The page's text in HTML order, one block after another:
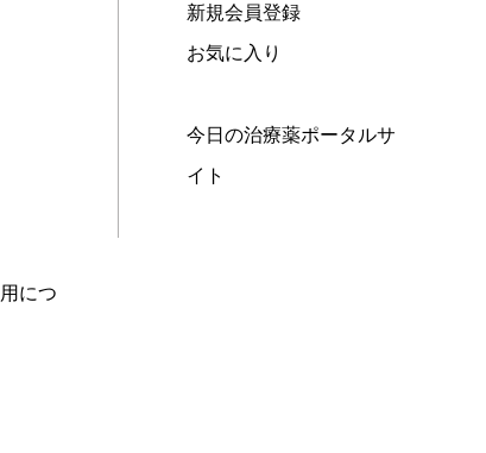
につ
新規会員登録
お気に入り
今日の治療薬ポータルサ
イト